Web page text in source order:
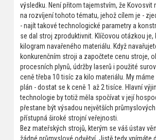
výsledku. Není přitom tajemstvím, že Kovosvit
na rozvíjení tohoto tématu, jehož cílem je -
- najít takové technologické parametry a
se dal stroj zproduktivnit. Klíčovou otázkou je,
kilogram navařeného materiálu. Když
konkurenčním stroji a započtete cenu stroje,
procesních plynů, údržby laserů i použité
ceně třeba 10 tisíc za kilo materiálu. My
plán - dostat se k ceně 1 až 2 tisíce. Hlavní
technologie by totiž měla spočívat v její
přestane být výsadou největších
přístupná široké strojní veřejnosti.
Bez mateřských strojů, kterým se váš ústav